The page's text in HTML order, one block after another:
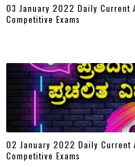
03 January 2022 Daily Current
Competitive Exams
02 January 2022 Daily Current
Competitive Exams